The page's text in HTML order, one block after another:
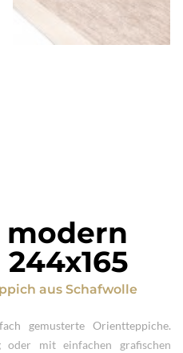
modern
244x165
aus Schafwolle
gemusterte Orientteppiche.
mit einfachen grafischen